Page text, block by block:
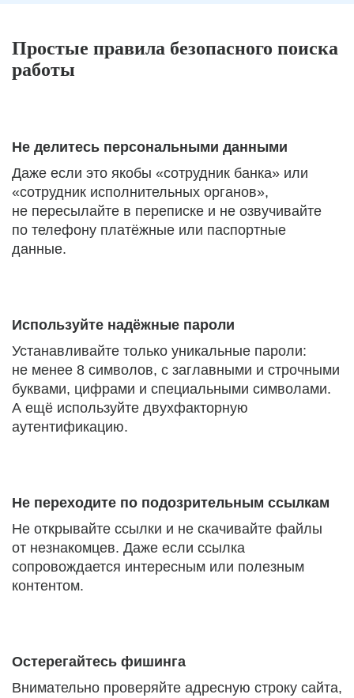
Простые правила безопасного поиска
работы
Не делитесь персональными данными
Даже если это якобы «сотрудник банка» или
«сотрудник исполнительных органов»,
не пересылайте в переписке и не озвучивайте
по телефону платёжные или паспортные
данные.
Используйте надёжные пароли
Устанавливайте только уникальные пароли:
не менее 8 символов, с заглавными и строчными
буквами, цифрами и специальными символами.
А ещё используйте двухфакторную
аутентификацию.
Не переходите по подозрительным ссылкам
Не открывайте ссылки и не скачивайте файлы
от незнакомцев. Даже если ссылка
сопровождается интересным или полезным
контентом.
Остерегайтесь фишинга
Внимательно проверяйте адресную строку сайта,